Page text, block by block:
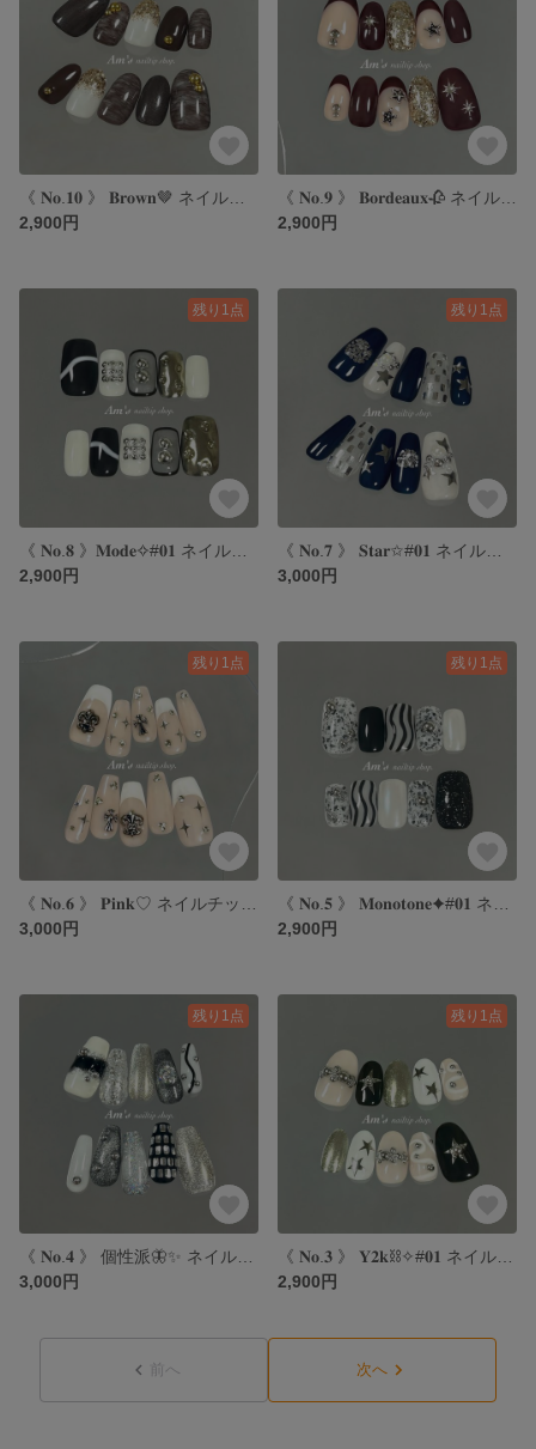
2,900円
2,900円
残り1点
2,900円
残り1点
3,000円
残り1点
3,000円
残り1点
2,900円
残り1点
3,000円
残り1点
2,900円
前へ 次へ